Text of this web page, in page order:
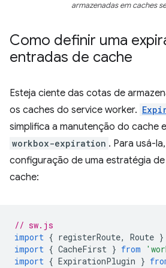
armazenadas em caches
Como definir uma
entradas de cache
Esteja ciente das cotas de
os caches do service worker.
simplifica a manutenção do cache
workbox-expiration . Para usá-
configuração de uma estratégia
cache:
// sw.js
import { registerRoute, Route }
import { CacheFirst } from
import { ExpirationPlugin }